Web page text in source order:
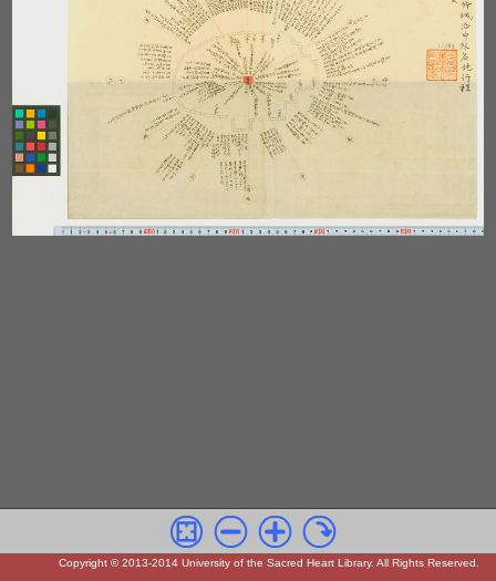
Copyright © 2013-2014 University of the Sacred Heart Library. All Rights Reserved.